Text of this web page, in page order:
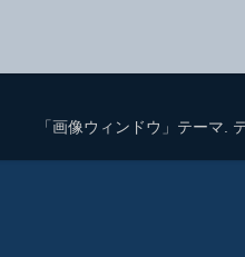
「画像ウィンドウ」テーマ.